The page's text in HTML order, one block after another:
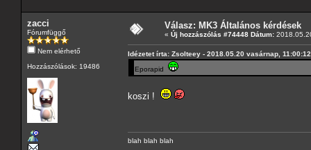
zacci
Fórumfüggő
Nem elérhető
Hozzászólások: 19486
Válasz: MK3 Általános kérdések
« Új hozzászólás #74448 Dátum:
Idézetet írta: Zsolteey - 2018.05.20 vasárnap, 11:00:12
Eporapid
koszi !
blah blah blah